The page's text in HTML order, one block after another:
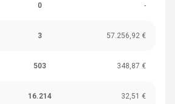
0 -
3 57.256,92 €
503 348,87 €
16.214 32,51 €